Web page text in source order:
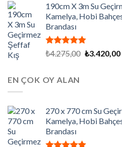
190cm X 3m Su
Kamelya, Hobi
Brandası
5 üzerinden
oy
₺4.275,00 Orijinal
₺3.420,00
EN ÇOK OY ALAN
270 x 770 cm Su
Kamelya, Hobi
Brandası